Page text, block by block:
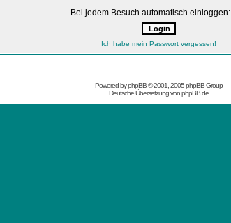
Bei jedem Besuch automatisch einloggen:
Ich habe mein Passwort vergessen!
Powered byphpBB© 2001, 2005 phpBB Group
Deutsche Übersetzung vonphpBB.de